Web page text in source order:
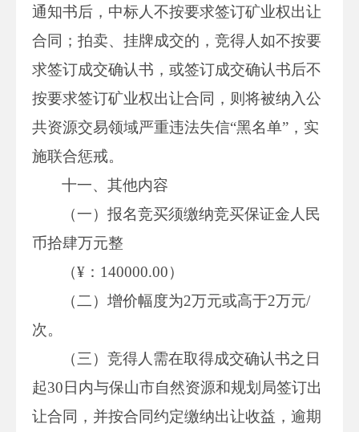
通知书后，中标人不按要求签订矿业权出让
合同；拍卖、挂牌成交的，竞得人如不按要
求签订成交确认书，或签订成交确认书后不
按要求签订矿业权出让合同，则将被纳入公
共资源交易领域严重违法失信“黑名单”，实
施联合惩戒。
十一、其他内容
（一）报名竞买须缴纳竞买保证金人民
币拾肆万元整
（¥：140000.00）
（二）增价幅度为2万元或高于2万元/
次。
（三）竞得人需在取得成交确认书之日
起30日内与保山市自然资源和规划局签订出
让合同，并按合同约定缴纳出让收益，逾期